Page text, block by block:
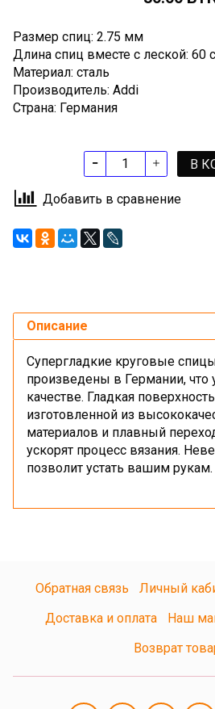
Размер спиц: 2.75 мм
Длина спиц вместе с леской: 60
Материал: сталь
Производитель: Addi
Страна: Германия
В
Добавить в сравнение
Описание
Супергладкие круговые
произведены в Германии, что
качестве. Гладкая
изготовленной из
материалов и плавный
ускорят процесс вязания.
позволит устать вашим рукам.
Обратная связь Личный
Доставка и оплата
Наш
Возврат